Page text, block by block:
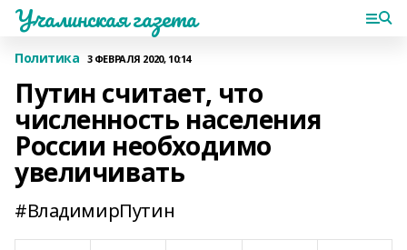
Учалинская газета
Политика 3 ФЕВРАЛЯ 2020, 10:14
Путин считает, что
численность населения
России необходимо
увеличивать
#ВладимирПутин